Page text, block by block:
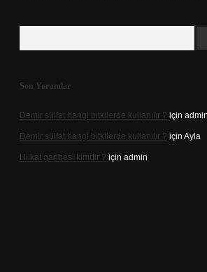
Son Yorumlar
Demir sülfat hangi bitkilerde kullanılır ? için admin
Demir sülfat hangi bitkilerde kullanılır ? için Ayla
Hilkat garibesi kimdir ? için admin